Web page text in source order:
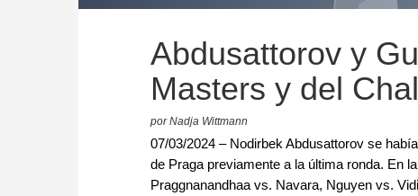
Abdusattorov y
Masters y del
por Nadja Wittmann
07/03/2024 – Nodirbek Abdusattorov se
de Praga previamente a la última ronda. En
Praggnanandhaa vs. Navara, Nguyen vs.